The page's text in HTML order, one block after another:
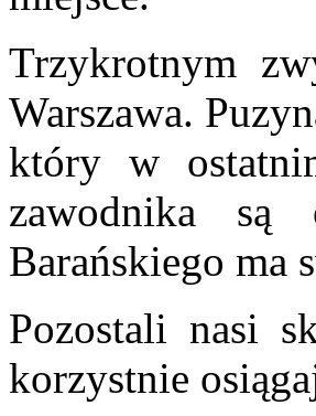
Trzykrotnym
Warszawa.
który w
zawodnika
Barańskiego ma
Pozostali nasi
korzystnie